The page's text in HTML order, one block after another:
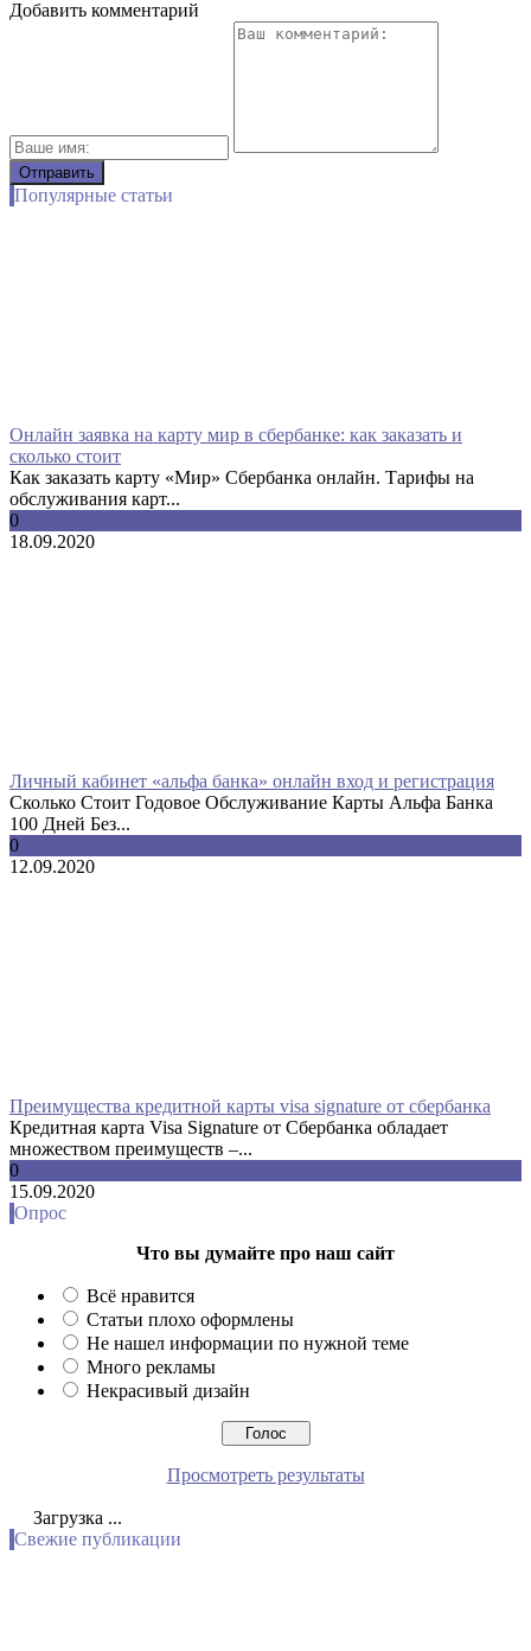
Добавить комментарий
Популярные статьи
Онлайн заявка на карту мир в сбербанке: как заказать и
сколько стоит
Как заказать карту «Мир» Сбербанка онлайн. Тарифы на
обслуживания карт...
0
18.09.2020
Личный кабинет «альфа банка» онлайн вход и регистрация
Сколько Стоит Годовое Обслуживание Карты Альфа Банка
100 Дней Без...
0
12.09.2020
Преимущества кредитной карты visa signature от сбербанка
Кредитная карта Visa Signature от Сбербанка обладает
множеством преимуществ –...
0
15.09.2020
Опрос
Что вы думайте про наш сайт
Всё нравится
Статьи плохо оформлены
Не нашел информации по нужной теме
Много рекламы
Некрасивый дизайн
Просмотреть результаты
Загрузка ...
Свежие публикации